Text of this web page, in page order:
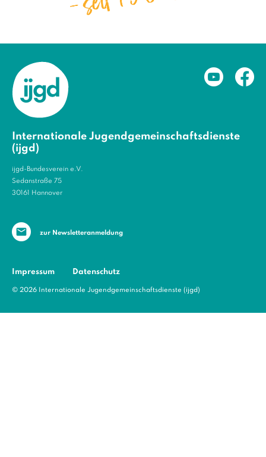
Internationale Jugendgemeinschaftsdienste
(ijgd)
ijgd-Bundesverein e.V.
Sedanstraße 75
30161 Hannover
zur Newsletter­anmeldung
Impressum Datenschutz
© 2026 Internationale Jugendgemeinschaftsdienste (ijgd)